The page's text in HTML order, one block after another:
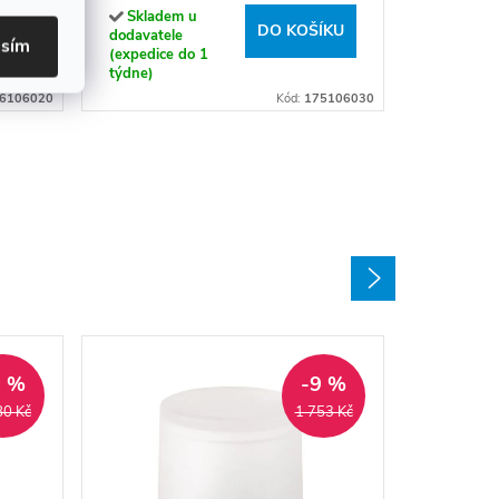
Skladem u
dodavatele
(expedice do 1
týdne)
DO KOŠÍKU
Kód: 175106030
Kč
%
1 753 Kč
-9 %